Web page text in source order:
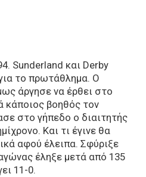
Sunderland και Derby
το πρωτάθλημα. Ο
άργησε να έρθει στο
κάποιος βοηθός τον
στο γήπεδο ο διαιτητής
Και τι έγινε θα
αφού έλειπα. Σφύριξε
έληξε μετά από 135
11-0.